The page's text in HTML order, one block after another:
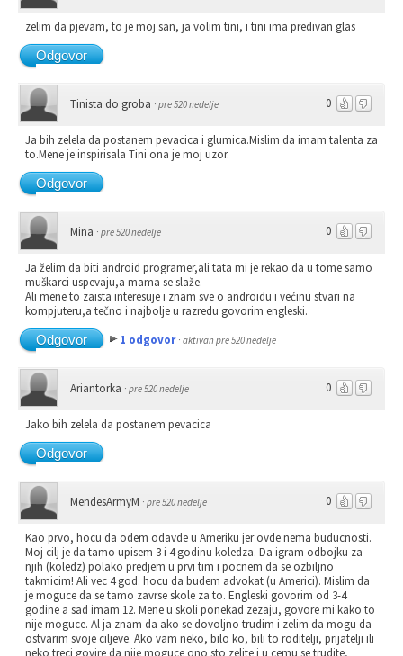
zelim da pjevam, to je moj san, ja volim tini, i tini ima predivan glas
Odgovor
0
Tinista do groba · pre 520 nedelje
Ja bih zelela da postanem pevacica i glumica.Mislim da imam talenta za
to.Mene je inspirisala Tini ona je moj uzor.
Odgovor
0
Mina · pre 520 nedelje
Ja želim da biti android programer,ali tata mi je rekao da u tome samo
muškarci uspevaju,a mama se slaže.
Ali mene to zaista interesuje i znam sve o androidu i većinu stvari na
kompjuteru,a tečno i najbolje u razredu govorim engleski.
Odgovor
1 odgovor · aktivan pre 520 nedelje
0
Ariantorka · pre 520 nedelje
Jako bih zelela da postanem pevacica
Odgovor
0
MendesArmyM · pre 520 nedelje
Kao prvo, hocu da odem odavde u Ameriku jer ovde nema buducnosti.
Moj cilj je da tamo upisem 3 i 4 godinu koledza. Da igram odbojku za
njih (koledz) polako predjem u prvi tim i pocnem da se ozbiljno
takmicim! Ali vec 4 god. hocu da budem advokat (u Americi). Mislim da
je moguce da se tamo zavrse skole za to. Engleski govorim od 3-4
godine a sad imam 12. Mene u skoli ponekad zezaju, govore mi kako to
nije moguce. Al ja znam da ako se dovoljno trudim i zelim da mogu da
ostvarim svoje ciljeve. Ako vam neko, bilo ko, bili to roditelji, prijatelji ili